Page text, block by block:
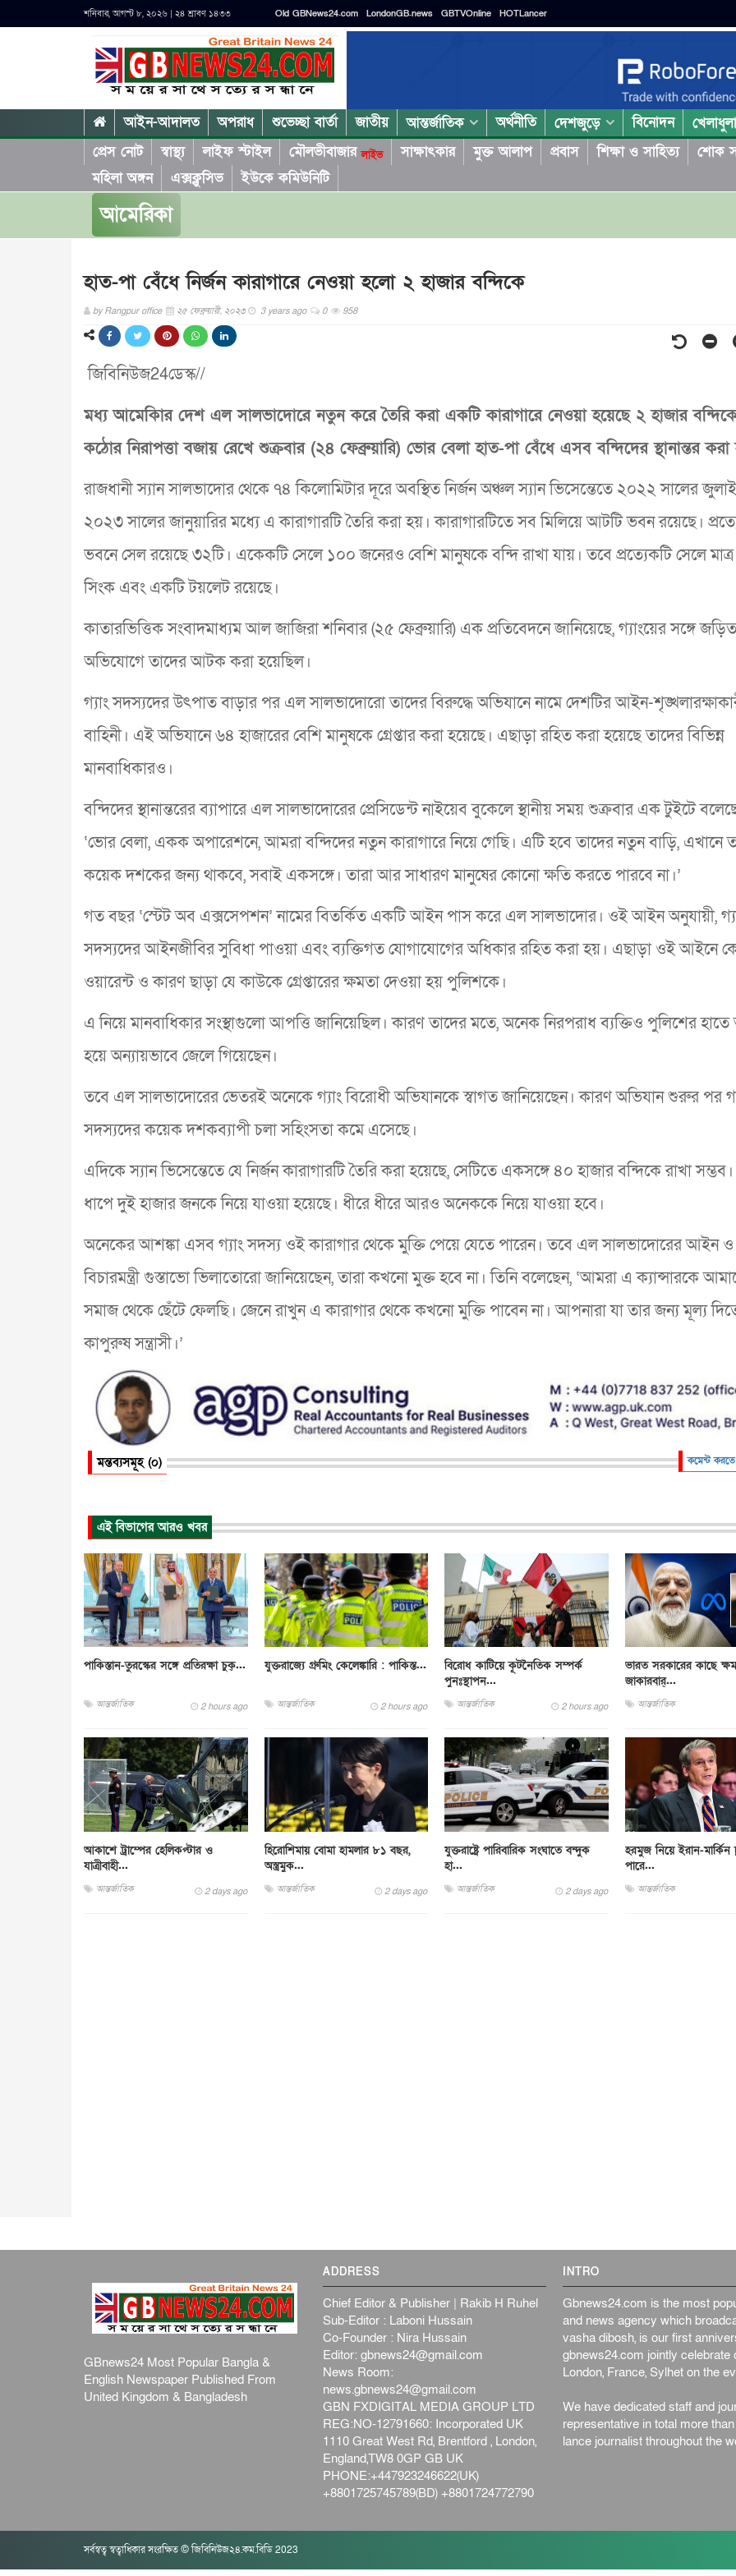
শনিবার, আগস্ট ৮, ২০২৬ | ২৪ শ্রাবণ ১৪৩৩ Old GBNews24.com LondonGB.news GBTVOnline HOTLancer
আইন-আদালত অপরাধ শুভেচ্ছা বার্তা জাতীয় আন্তর্জাতিক অর্থনীতি দেশজুড়ে বিনোদন
প্রেস নোট
স্বাস্থ্য লাইফ স্টাইল মৌলভীবাজারলাইভ সাক্ষাৎকার মুক্ত আলাপ প্রবাস শিক্ষা ও সাহিত্য শোক
মহিলা অঙ্গন
এক্সক্লুসিভ ইউকে কমিউনিটি
আমেরিকা
হাত-পা বেঁধে নির্জন কারাগারে নেওয়া হলো ২ হাজার বন্দিকে
byRangpur office ২৫ ফেব্রুয়ারী, ২০২৩ 3 years ago 0 958
জিবিনিউজ24ডেস্ক//
মধ্য আমেকিার দেশ এল সালভাদোরে নতুন করে তৈরি করা একটি কারাগারে নেওয়া হয়েছে ২ হাজার
কঠোর নিরাপত্তা বজায় রেখে শুক্রবার (২৪ ফেব্রুয়ারি) ভোর বেলা হাত-পা বেঁধে এসব বন্দিদের স্থানান্তর করা
রাজধানী স্যান সালভাদোর থেকে ৭৪ কিলোমিটার দূরে অবস্থিত নির্জন অঞ্চল স্যান ভিসেন্তেতে ২০২২ সালের
২০২৩ সালের জানুয়ারির মধ্যে এ কারাগারটি তৈরি করা হয়। কারাগারটিতে সব মিলিয়ে আটটি ভবন রয়েছে।
ভবনে সেল রয়েছে ৩২টি। একেকটি সেলে ১০০ জনেরও বেশি মানুষকে বন্দি রাখা যায়। তবে প্রত্যেকটি সেলে
সিংক এবং একটি টয়লেট রয়েছে।
কাতারভিত্তিক সংবাদমাধ্যম আল জাজিরা শনিবার (২৫ ফেব্রুয়ারি) এক প্রতিবেদনে জানিয়েছে, গ্যাংয়ের সঙ্গে
অভিযোগে তাদের আটক করা হয়েছিল।
গ্যাং সদস্যদের উৎপাত বাড়ার পর এল সালভাদোরো তাদের বিরুদ্ধে অভিযানে নামে দেশটির আইন-
বাহিনী। এই অভিযানে ৬৪ হাজারের বেশি মানুষকে গ্রেপ্তার করা হয়েছে। এছাড়া রহিত করা হয়েছে তাদের বিভিন্ন
মানবাধিকারও।
বন্দিদের স্থানান্তরের ব্যাপারে এল সালভাদোরের প্রেসিডেন্ট নাইয়েব বুকেলে স্থানীয় সময় শুক্রবার এক টুইটে
‘ভোর বেলা, একক অপারেশনে, আমরা বন্দিদের নতুন কারাগারে নিয়ে গেছি। এটি হবে তাদের নতুন বাড়ি, এখানে
কয়েক দশকের জন্য থাকবে, সবাই একসঙ্গে। তারা আর সাধারণ মানুষের কোনো ক্ষতি করতে পারবে না।’
গত বছর ‘স্টেট অব এক্সসেপশন’ নামের বিতর্কিত একটি আইন পাস করে এল সালভাদোর। ওই আইন অনুযায়ী,
সদস্যদের আইনজীবির সুবিধা পাওয়া এবং ব্যক্তিগত যোগাযোগের অধিকার রহিত করা হয়। এছাড়া ওই আইনে
ওয়ারেন্ট ও কারণ ছাড়া যে কাউকে গ্রেপ্তারের ক্ষমতা দেওয়া হয় পুলিশকে।
এ নিয়ে মানবাধিকার সংস্থাগুলো আপত্তি জানিয়েছিল। কারণ তাদের মতে, অনেক নিরপরাধ ব্যক্তিও পুলিশের
হয়ে অন্যায়ভাবে জেলে গিয়েছেন।
তবে এল সালভাদোরের ভেতরই অনেকে গ্যাং বিরোধী অভিযানকে স্বাগত জানিয়েছেন। কারণ অভিযান শুরুর পর
সদস্যদের কয়েক দশকব্যাপী চলা সহিংসতা কমে এসেছে।
এদিকে স্যান ভিসেন্তেতে যে নির্জন কারাগারটি তৈরি করা হয়েছে, সেটিতে একসঙ্গে ৪০ হাজার বন্দিকে রাখা
ধাপে দুই হাজার জনকে নিয়ে যাওয়া হয়েছে। ধীরে ধীরে আরও অনেককে নিয়ে যাওয়া হবে।
অনেকের আশঙ্কা এসব গ্যাং সদস্য ওই কারাগার থেকে মুক্তি পেয়ে যেতে পারেন। তবে এল সালভাদোরের আইন ও
বিচারমন্ত্রী গুস্তাভো ভিলাতোরো জানিয়েছেন, তারা কখনো মুক্ত হবে না। তিনি বলেছেন, ‘আমরা এ ক্যান্সারকে
সমাজ থেকে ছেঁটে ফেলছি। জেনে রাখুন এ কারাগার থেকে কখনো মুক্তি পাবেন না। আপনারা যা তার জন্য মূল্য
কাপুরুষ সন্ত্রাসী।’
মন্তব্যসমূহ (০) কমেন্ট
এই বিভাগের আরও খবর
পাকিস্তান-তুরস্কের সঙ্গে প্রতিরক্ষা চুক্...
আন্তর্জাতিক 2 hours ago
যুক্তরাজ্যে গ্রুমিং কেলেঙ্কারি : পাকিস্ত...
আন্তর্জাতিক 2 hours ago
বিরোধ কাটিয়ে কূটনৈতিক সম্পর্ক
পুনঃস্থাপন...
আন্তর্জাতিক 2 hours ago
ভারত সরকারের কাছে
জাকারবার্...
আন্তর্জাতিক
আকাশে ট্রাম্পের হেলিকপ্টার ও
যাত্রীবাহী...
আন্তর্জাতিক 2 days ago
হিরোশিমায় বোমা হামলার ৮১ বছর,
অস্ত্রমুক...
আন্তর্জাতিক 2 days ago
যুক্তরাষ্ট্রে পারিবারিক সংঘাতে বন্দুক
হা...
আন্তর্জাতিক 2 days ago
হরমুজ নিয়ে ইরান-মার্কিন
পারে...
আন্তর্জাতিক
GBnews24 Most Popular Bangla &
English Newspaper Published From
United Kingdom & Bangladesh
ADDRESS
Chief Editor & Publisher | Rakib H Ruhel
Sub-Editor : Laboni Hussain
Co-Founder : Nira Hussain
Editor:gbnews24@gmail.com
News Room:
news.gbnews24@gmail.com
GBN FXDIGITAL MEDIA GROUP LTD
REG:NO-12791660: Incorporated UK
1110 Great West Rd, Brentford , London,
England,TW8 0GP GB UK
PHONE:+447923246622(UK)
+8801725745789(BD) +8801724772790
INTRO
Gbnews24.com is the most
and news agency which
vasha dibosh, is our first
gbnews24.com jointly
London, France, Sylhet on the
We have dedicated staff and
representative in total more
lance journalist throughout the
সর্বস্বত্ব স্বত্বাধিকার সংরক্ষিত © জিবিনিউজ২৪.কম.বিডি 2023